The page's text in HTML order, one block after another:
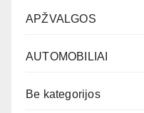
APŽVALGOS
AUTOMOBILIAI
Be kategorijos